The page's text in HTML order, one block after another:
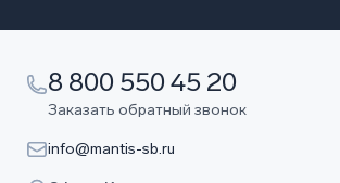
8 800 550 45 20
Заказать обратный звонок
info@mantis-sb.ru